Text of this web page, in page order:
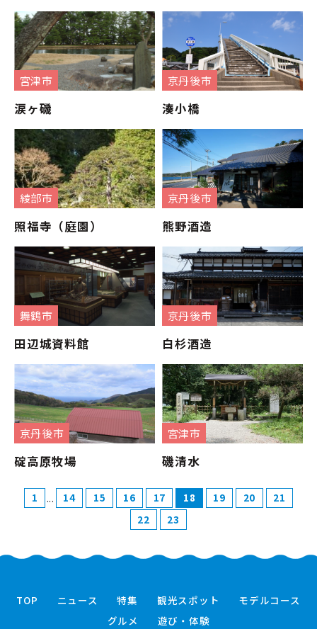
宮津市
涙ヶ磯
京丹後市
湊小橋
綾部市
照福寺（庭園）
京丹後市
熊野酒造
舞鶴市
田辺城資料館
京丹後市
白杉酒造
京丹後市
碇高原牧場
宮津市
磯清水
1 ... 14 15 16 17 18 19 20
21
22
23
TOP ニュース 特集 観光スポット
モデルコース
グルメ
遊び・体験